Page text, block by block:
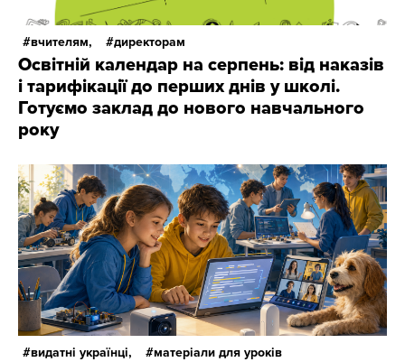
вчителям, директорам
Освітній календар на серпень: від наказів
і тарифікації до перших днів у школі.
Готуємо заклад до нового навчального
року
видатні українці, матеріали для уроків